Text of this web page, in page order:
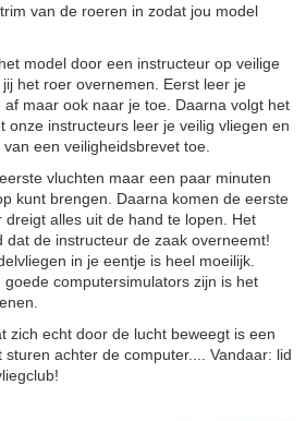
van de roeren in zodat jou model
model door een instructeur op veilige
het roer overnemen. Eerst leer je
maar ook naar je toe. Daarna volgt het
onze instructeurs leer je veilig vliegen en
een veiligheidsbrevet toe.
vluchten maar een paar minuten
kunt brengen. Daarna komen de eerste
alles uit de hand te lopen. Het
dat de instructeur de zaak overneemt!
in je eentje is heel moeilijk.
computersimulators zijn is het
zich echt door de lucht beweegt is een
achter de computer.... Vandaar: lid